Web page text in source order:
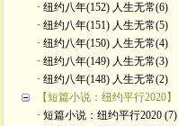
· 纽约八年(152) 人生无常(6)
· 纽约八年(151) 人生无常(5)
· 纽约八年(150) 人生无常(4)
· 纽约八年(149) 人生无常(3)
· 纽约八年(148) 人生无常(2)
【短篇小说：纽约平行2020】
· 短篇小说：纽约平行2020 (7)